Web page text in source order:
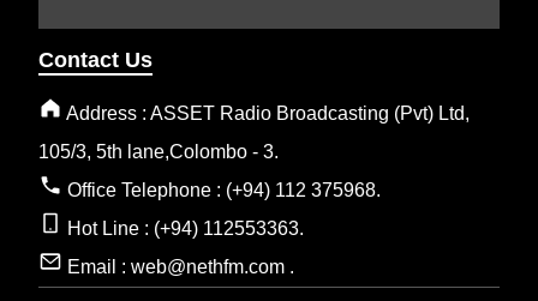
Contact Us
Address : ASSET Radio Broadcasting (Pvt) Ltd,
105/3, 5th lane,Colombo - 3.
Office Telephone : (+94) 112 375968.
Hot Line : (+94) 112553363.
Email : web@nethfm.com .